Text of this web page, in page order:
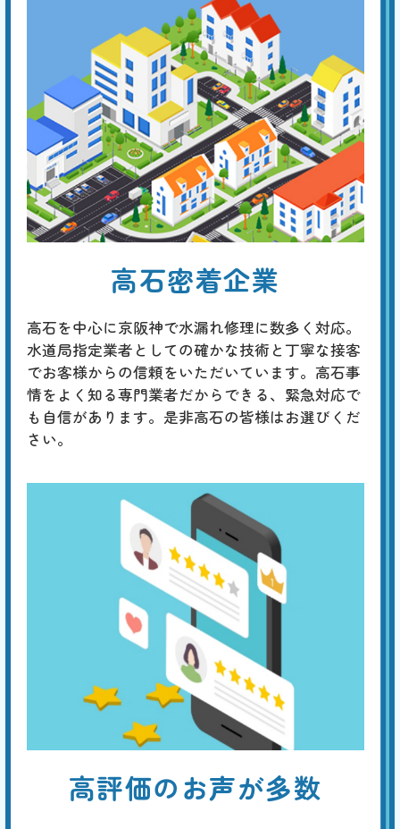
手洗い管から水がでない
基本料
3,000円 W
EB
限
定
割
引
作業費
3,300 円
部品代
0円〜
合計 3,300 円〜
トイレタンクのレバーやボタンを押しても水が流れない場合は、内蔵フ
ィルターの目詰まり、ジャバラホースの異常、タンク内のボールタップ
の故障、ダイヤフラムの故障などが原因と考えられます。 先ずはタン
クのフタを開けて内部を点検し、どの部分が原因かを特定してくださ
い。
基本料
3,000円 W
限
定
割
引
作業費
4,400
合計 4,400円〜
「チョロチョロ」「カラカラ」「シューシュー」はタンク内の部品の劣
化、「ゴボゴボ」「ゴー」「ブーン」は配管のつまりや劣化、「ゴンゴ
ン」「ガンッ」は水道管内圧力の急激な変化によるウォーターハンマー
現象、「コンコン」「カンカン」は冬場に発生する排水管の膨張などが
原因と考えられます。専門の業者による適切な対策が必要です。
高石密着企業
高石を中心に京阪神で水漏れ修理に数多く対応。
水道局指定業者としての確かな技術と丁寧な接客
でお客様からの信頼をいただいています。高石事
情をよく知る専門業者だからできる、緊急対応で
も自信があります。是非高石の皆様はお選びくだ
さい。
高評価のお声が多数